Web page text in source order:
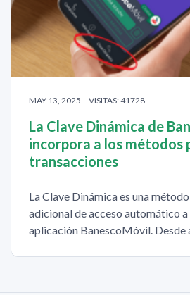
MAY 13, 2025 – VISITAS: 41728
La Clave Dinámica de
incorpora a los métodos
transacciones
La Clave Dinámica es una
adicional de acceso automático
aplicación BanescoMóvil. Desde